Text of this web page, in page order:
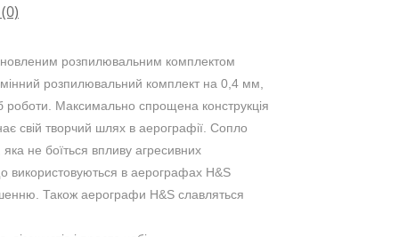
(0)
розпилювальним комплектом
розпилювальний комплект на 0,4 мм,
роботи. Максимально спрощена конструкція
свій творчий шлях в аерографії. Сопло
не боїться впливу агресивних
використовуються в аерографах H&S
Також аерографи H&S славляться